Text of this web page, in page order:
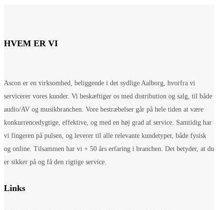
HVEM ER VI
Ascon er en virksomhed, beliggende i det sydlige Aalborg, hvorfra vi
servicerer vores kunder. Vi beskæftiger os med distribution og salg, til både
audio/AV og musikbranchen. Vore bestræbelser går på hele tiden at være
konkurrencedygtige, effektive, og med en høj grad af service. Samtidig har
vi fingeren på pulsen, og leverer til alle relevante kundetyper, både fysisk
og online. Tilsammen har vi + 50 års erfaring i branchen. Det betyder, at du
er sikker på og få den rigtige service.
Links